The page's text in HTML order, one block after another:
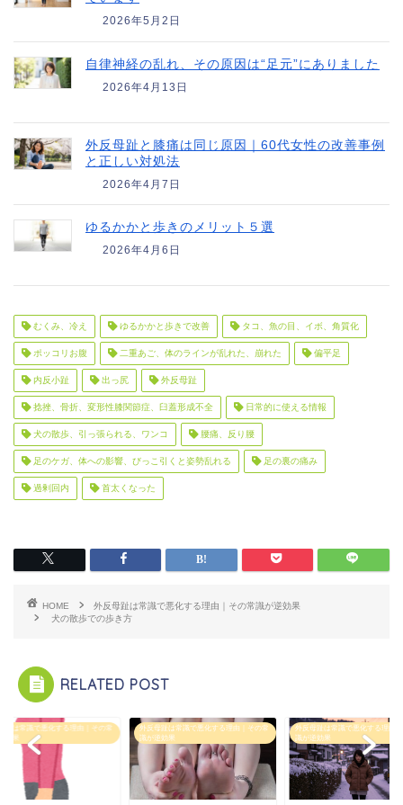
2026年5月2日
自律神経の乱れ、その原因は“足元”にありました
2026年4月13日
外反母趾と膝痛は同じ原因｜60代女性の改善事例
と正しい対処法
2026年4月7日
ゆるかかと歩きのメリット５選
2026年4月6日
むくみ、冷え ゆるかかと歩きで改善 タコ、魚の目、イボ、角質化
ポッコリお腹 二重あご、体のラインが乱れた、崩れた 偏平足
内反小趾 出っ尻 外反母趾
捻挫、骨折、変形性膝関節症、臼蓋形成不全 日常的に使える情報
犬の散歩、引っ張られる、ワンコ 腰痛、反り腰
足のケガ、体への影響、びっこ引くと姿勢乱れる 足の裏の痛み
過剰回内 首太くなった
HOME
外反母趾は常識で悪化する理由｜その常識が逆効果
犬の散歩での歩き方
RELATED POST
趾は常識で悪化する理由｜その常
効果
外反母趾は常識で悪化する理由｜その常
識が逆効果
外反母趾は常識で悪化する理由
識が逆効果